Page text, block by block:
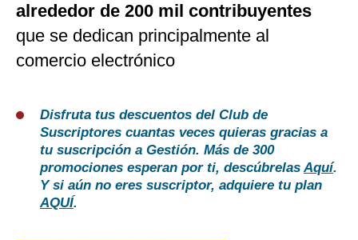
alrededor de 200 mil contribuyentes
que se dedican principalmente al
comercio electrónico
Disfruta tus descuentos del Club de
Suscriptores cuantas veces quieras gracias a
tu suscripción a Gestión. Más de 300
promociones esperan por ti, descúbrelasAquí.
Y si aún no eres suscriptor, adquiere tu plan
AQUÍ.